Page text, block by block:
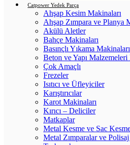
Catpower Yedek Parça
Ahşap Kesim Makinaları
Ahşap Zımpara ve Planya
Akülü Aletler
Bahçe Makinaları
Basınçlı Yıkama Makinaları
Beton ve Yapı
Çok Amaçlı
Frezeler
Isıtıcı ve Üfleyiciler
Karıştırıcılar
Karot Makinaları
Kırıcı – Deliciler
Matkaplar
Metal Kesme ve Sac
Metal Zımparalar ve